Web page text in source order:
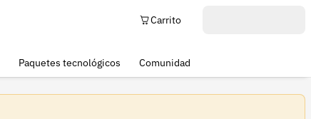
Carrito
Paquetes tecnológicos Comunidad